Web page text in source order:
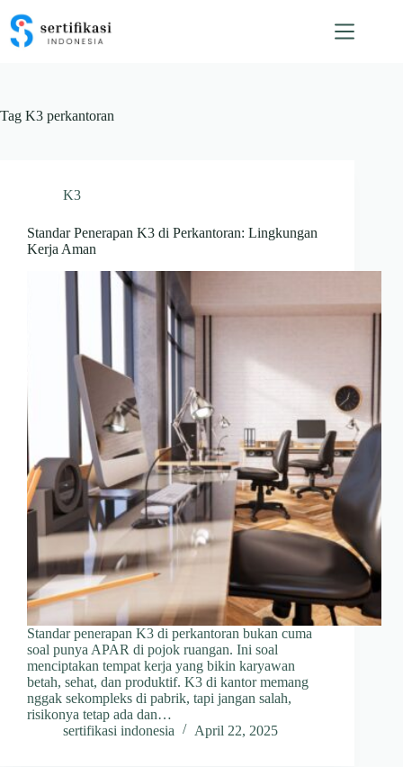
content
Tag K3 perkantoran
K3
Standar Penerapan K3 di Perkantoran: Lingkungan
Kerja Aman
Standar penerapan K3 di perkantoran bukan cuma
soal punya APAR di pojok ruangan. Ini soal
menciptakan tempat kerja yang bikin karyawan
betah, sehat, dan produktif. K3 di kantor memang
nggak sekompleks di pabrik, tapi jangan salah,
risikonya tetap ada dan…
sertifikasi indonesia
April 22, 2025